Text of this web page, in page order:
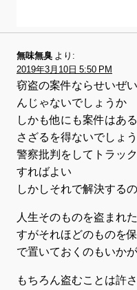
無味無臭
より:
2019年3月10日 5:50 PM
窃盗の案件ならせいぜ
んじゃないでしょうか
しかも他にも案件はあ
さざるを得ないでしょう
警察批判をしてトラッ
すればよい
しかしそれで解決する
人生そのものを盗まれ
すがそれほどのものを
で置いておくのもいか
もちろん盗むことは許